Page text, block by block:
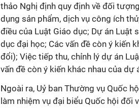
thảo Nghị định quy định về đối
dụng sản phẩm, dịch vụ công ích
điều của Luật Giáo dục; Dự án Luật
dục đại học; Các vấn đề còn ý kiến
đổi); Việc tiếp thu, chỉnh lý dự án
vấn đề còn ý kiến khác nhau của
Ngoài ra, Uỷ ban Thường vụ Quốc
làm nhiệm vụ đại biểu Quốc hội